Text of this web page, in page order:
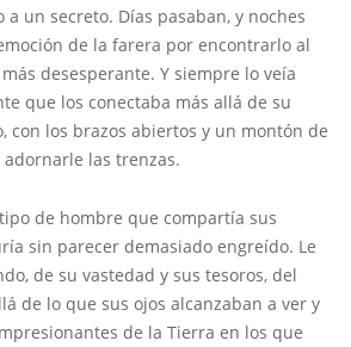
a un secreto. Días pasaban, y noches
de la farera por encontrarlo al
desesperante. Y siempre lo veía
que los conectaba más allá de su
con los brazos abiertos y un montón de
las trenzas.
de hombre que compartía sus
sin parecer demasiado engreído. Le
de su vastedad y sus tesoros, del
de lo que sus ojos alcanzaban a ver y
de la Tierra en los que